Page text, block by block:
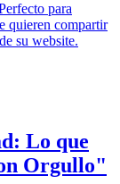
para
quieren compartir
su website.
Lo que
Orgullo"